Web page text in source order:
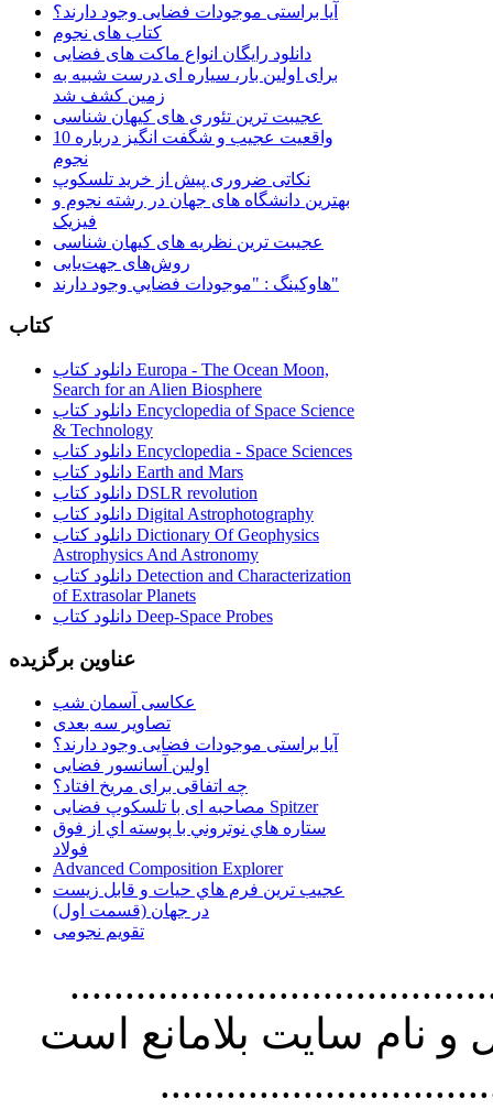
آیا براستی موجودات فضایی وجود دارند؟
کتاب های نجوم
دانلود رایگان انواع ماکت های فضایی
برای اولین بار، سیاره ای درست شبیه به
زمین کشف شد
عجیبت ترین تئوری های کیهان شناسی
10 واقعیت عجیب و شگفت انگیز درباره
نجوم
نکاتی ضروری پیش از خرید تلسکوپ
بهترین دانشگاه های جهان در رشته نجوم و
فیزیک
عجیبت ترین نظریه های کیهان شناسی
روش‌های جهت‌یابی
هاوكينگ : "موجودات فضايي وجود دارند"
کتاب
دانلود کتاب Europa - The Ocean Moon,
Search for an Alien Biosphere
دانلود کتاب Encyclopedia of Space Science
& Technology
دانلود کتاب Encyclopedia - Space Sciences
دانلود کتاب Earth and Mars
دانلود کتاب DSLR revolution
دانلود کتاب Digital Astrophotography
دانلود کتاب Dictionary Of Geophysics
Astrophysics And Astronomy
دانلود کتاب Detection and Characterization
of Extrasolar Planets
دانلود کتاب Deep-Space Probes
عناوین برگزیده
عکاسی آسمان شب
تصاویر سه بعدی
آیا براستی موجودات فضایی وجود دارند؟
اولین آسانسور فضایی
چه اتفاقی برای مریخ افتاد؟
مصاحبه ای با تلسکوپ فضایی Spitzer
ستاره هاي نوتروني با پوسته اي از فوق
فولاد
Advanced Composition Explorer
عجیب ترین فرم هاي حيات و قابل زيست
در جهان (قسمت اول)
تقویم نجومی
استفاده از
نام سايت بلامانع است